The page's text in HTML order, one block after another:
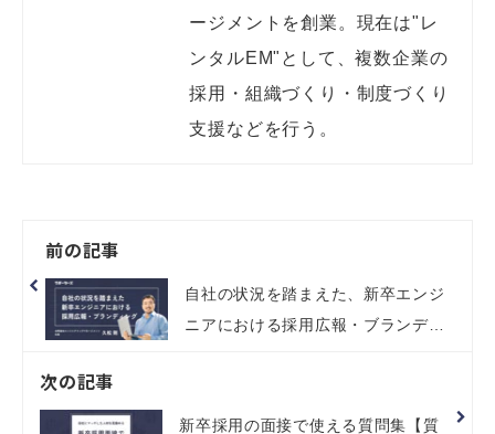
ージメントを創業。現在は"レ
ンタルEM"として、複数企業の
採用・組織づくり・制度づくり
支援などを行う。
前の記事
自社の状況を踏まえた、新卒エンジ
ニアにおける採用広報・ブランディ
次の記事
新卒採用の面接で使える質問集【質